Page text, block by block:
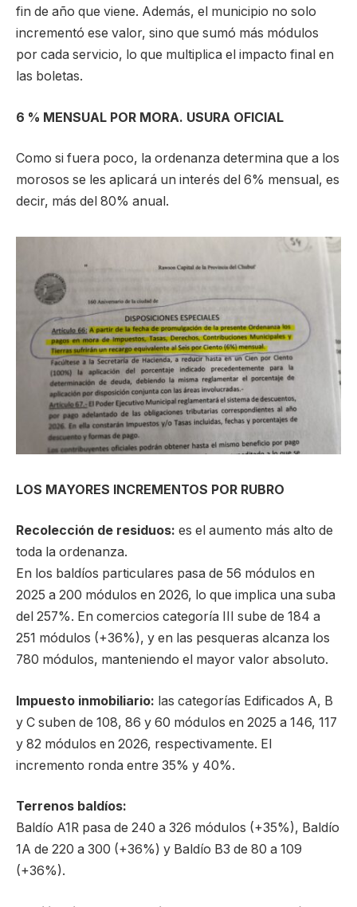
fin de año que viene. Además, el municipio no solo
incrementó ese valor, sino que sumó más módulos
por cada servicio, lo que multiplica el impacto final en
las boletas.
6 % MENSUAL POR MORA. USURA OFICIAL
Como si fuera poco, la ordenanza determina que a los
morosos se les aplicará un interés del 6% mensual, es
decir, más del 80% anual.
LOS MAYORES INCREMENTOS POR RUBRO
Recolección de residuos: es el aumento más alto de
toda la ordenanza.
En los baldíos particulares pasa de 56 módulos en
2025 a 200 módulos en 2026, lo que implica una suba
del 257%. En comercios categoría III sube de 184 a
251 módulos (+36%), y en las pesqueras alcanza los
780 módulos, manteniendo el mayor valor absoluto.
Impuesto inmobiliario: las categorías Edificados A, B
y C suben de 108, 86 y 60 módulos en 2025 a 146, 117
y 82 módulos en 2026, respectivamente. El
incremento ronda entre 35% y 40%.
Terrenos baldíos:
Baldío A1R pasa de 240 a 326 módulos (+35%), Baldío
1A de 220 a 300 (+36%) y Baldío B3 de 80 a 109
(+36%).